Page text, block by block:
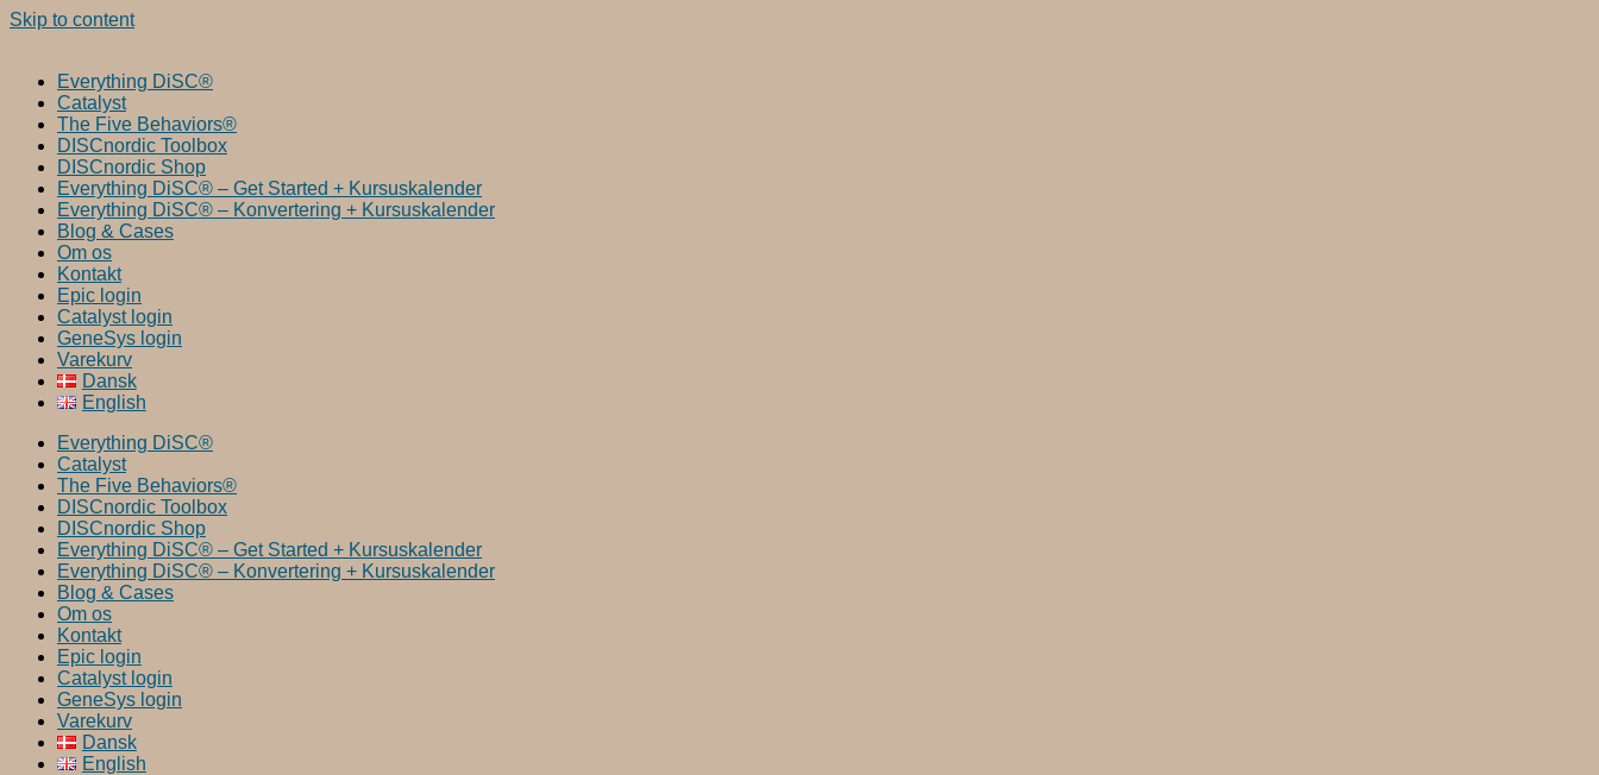
Skip to content
Everything DiSC®
Catalyst
The Five Behaviors®
DISCnordic Toolbox
DISCnordic Shop
Everything DiSC® – Get Started + Kursuskalender
Everything DiSC® – Konvertering + Kursuskalender
Blog & Cases
Om os
Kontakt
Epic login
Catalyst login
GeneSys login
Varekurv
Dansk
English
Everything DiSC®
Catalyst
The Five Behaviors®
DISCnordic Toolbox
DISCnordic Shop
Everything DiSC® – Get Started + Kursuskalender
Everything DiSC® – Konvertering + Kursuskalender
Blog & Cases
Om os
Kontakt
Epic login
Catalyst login
GeneSys login
Varekurv
Dansk
English